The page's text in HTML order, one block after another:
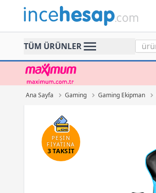
Incehesap
TÜM ÜRÜNLER
Ana Sayfa Gaming Gaming Ekipman
PEŞİN
FİYATINA
3 TAKSİT